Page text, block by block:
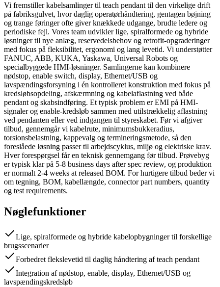
Vi fremstiller kabelsamlinger til teach pendant til den virkelige drift
på fabriksgulvet, hvor daglig operatørhåndtering, gentagen bøjning
og trange føringer ofte giver knækkede udgange, brudte ledere og
periodiske fejl. Vores team udvikler lige, spiralformede og hybride
løsninger til nye anlæg, reservedelsbehov og retrofit-opgraderinger
med fokus på fleksibilitet, ergonomi og lang levetid. Vi understøtter
FANUC, ABB, KUKA, Yaskawa, Universal Robots og
specialbyggede HMI-løsninger. Samlingerne kan kombinere
nødstop, enable switch, display, Ethernet/USB og
lavspændingsforsyning i én kontrolleret konstruktion med fokus på
kredsløbsopdeling, afskærmning og kabelaflastning ved både
pendant og skabsindføring. Et typisk problem er EMI på HMI-
signaler og enable-kredsløb sammen med utilstrækkelig aflastning
ved pendanten eller ved indgangen til styreskabet. Før vi afgiver
tilbud, gennemgår vi kabelrute, minimumsbukkeradius,
torsionsbelastning, kappevalg og termineringsmetode, så den
foreslåede løsning passer til arbejdscyklus, miljø og elektriske krav.
Hver forespørgsel får en teknisk gennemgang før tilbud. Prøvebyg
er typisk klar på 5-8 business days after spec review, og produktion
er normalt 2-4 weeks at released BOM. For hurtigere tilbud beder vi
om tegning, BOM, kabellængde, connector part numbers, quantity
og test requirements.
Nøglefunktioner
Lige, spiralformede og hybride kabelopbygninger til forskellige
brugsscenarier
Forbedret flekslevetid til daglig håndtering af teach pendant
Integration af nødstop, enable, display, Ethernet/USB og
lavspændingskredsløb